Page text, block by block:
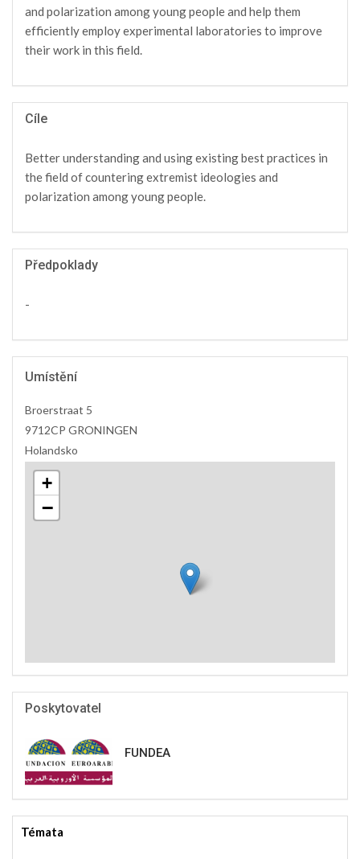
and polarization among young people and help them
efficiently employ experimental laboratories to improve
their work in this field.
Cíle
Better understanding and using existing best practices in
the field of countering extremist ideologies and
polarization among young people.
Předpoklady
-
Umístění
Broerstraat 5
9712CP GRONINGEN
Holandsko
+
−
Poskytovatel
FUNDEA
Témata